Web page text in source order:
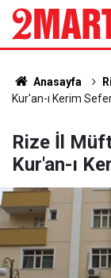
Anasayfa
Kur'an-ı Kerim
Rize İl
Kur'an-ı